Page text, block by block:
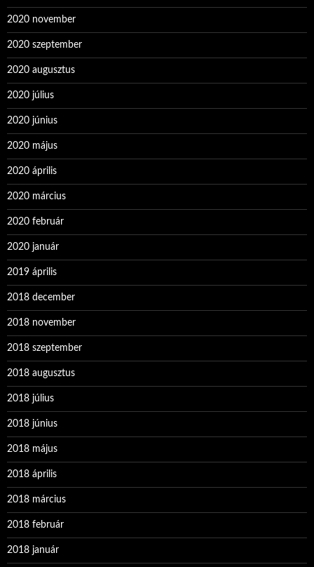
2020 november
2020 szeptember
2020 augusztus
2020 július
2020 június
2020 május
2020 április
2020 március
2020 február
2020 január
2019 április
2018 december
2018 november
2018 szeptember
2018 augusztus
2018 július
2018 június
2018 május
2018 április
2018 március
2018 február
2018 január